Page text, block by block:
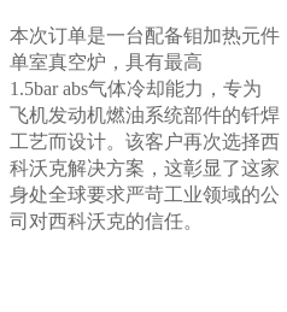
本次订单是一台配备钼加热元件
单室真空炉，具有最高
1.5bar abs气体冷却能力，专为
飞机发动机燃油系统部件的钎焊
工艺而设计。该客户再次选择西
科沃克解决方案，这彰显了这家
身处全球要求严苛工业领域的公
司对西科沃克的信任。